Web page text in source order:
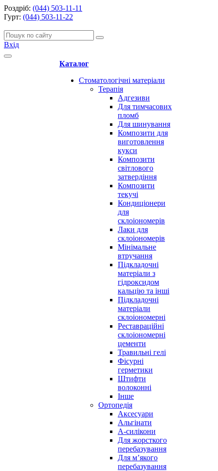
Роздріб: (044) 503-11-11
Гурт: (044) 503-11-22
Вхід
Каталог
Стоматологічні матеріали
Терапія
Адгезиви
Для тимчасових
пломб
Для шинування
Композити для
виготовлення
кукси
Композити
світлового
затвердіння
Композити
текучі
Кондиціонери
для
склоіономерів
Лаки для
склоіономерів
Мінімальне
втручання
Підкладочні
матеріали з
гідроксидом
кальцію та інші
Підкладочні
матеріали
склоіономерні
Реставраційні
склоіономерні
цементи
Травильні гелі
Фісурні
герметики
Штифти
волоконні
Інше
Ортопедія
Аксесуари
Альгінати
А-силікони
Для жорсткого
перебазування
Для м’якого
перебазування